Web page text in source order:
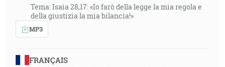
Tema: Isaia 28,17: «Io farò della legge la mia regola e
della giustizia la mia bilancia!»
MP3
FRANÇAIS